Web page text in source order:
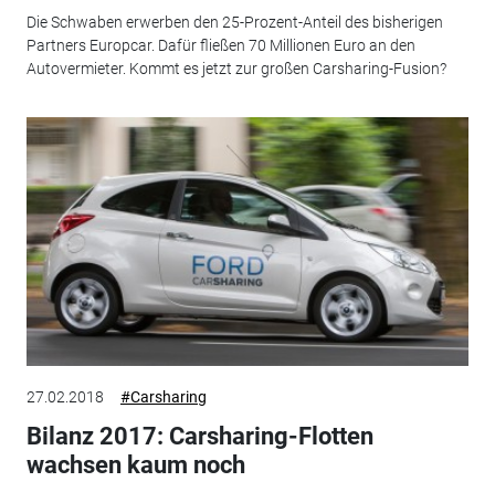
Die Schwaben erwerben den 25-Prozent-Anteil des bisherigen
Partners Europcar. Dafür fließen 70 Millionen Euro an den
Autovermieter. Kommt es jetzt zur großen Carsharing-Fusion?
27.02.2018 #Carsharing
Bilanz 2017: Carsharing-Flotten
wachsen kaum noch